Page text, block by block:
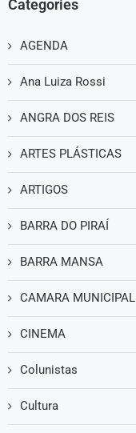
Categories
AGENDA
Ana Luiza Rossi
ANGRA DOS REIS
ARTES PLÁSTICAS
ARTIGOS
BARRA DO PIRAÍ
BARRA MANSA
CAMARA MUNICIPAL
CINEMA
Colunistas
Cultura